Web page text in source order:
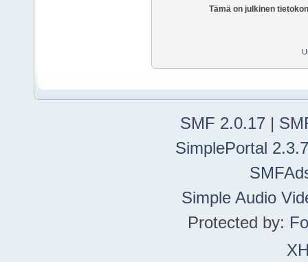
Tämä on julkinen
SMF 2.0.17 |
SimplePortal
Simple Audio
Protected by: